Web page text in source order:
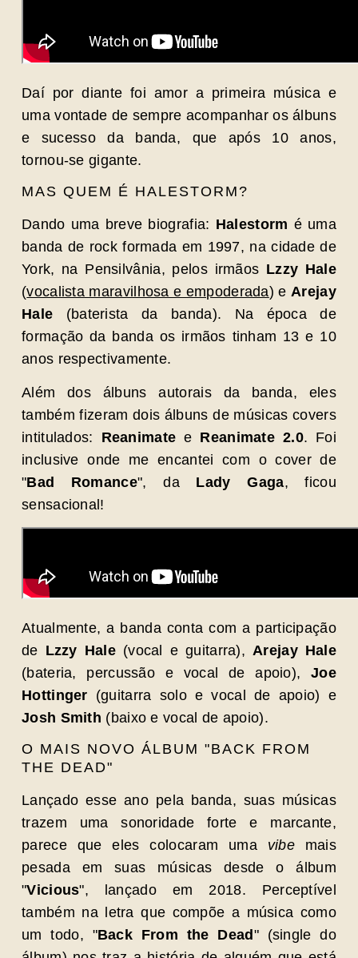
Daí por diante foi amor a primeira música e
uma vontade de sempre acompanhar os álbuns
e sucesso da banda, que após 10 anos,
tornou-se gigante.
MAS QUEM É HALESTORM?
Dando uma breve biografia: Halestorm é uma
banda de rock formada em 1997, na cidade de
York, na Pensilvânia, pelos irmãos Lzzy Hale
(vocalista maravilhosa e empoderada) e Arejay
Hale (baterista da banda). Na época de
formação da banda os irmãos tinham 13 e 10
anos respectivamente.
Além dos álbuns autorais da banda, eles
também fizeram dois álbuns de músicas covers
intitulados: Reanimatee Reanimate 2.0. Foi
inclusive onde me encantei com o cover de
"Bad Romance", da Lady Gaga, ficou
sensacional!
Atualmente, a banda conta com a participação
de Lzzy Hale(vocal e guitarra), Arejay Hale
(bateria, percussão e vocal de apoio),Joe
Hottinger (guitarra solo e vocal de apoio) e
Josh Smith (baixo e vocal de apoio).
O MAIS NOVO ÁLBUM "BACK FROM
THE DEAD"
Lançado esse ano pela banda, suas músicas
trazem uma sonoridade forte e marcante,
parece que eles colocaram uma vibe mais
pesada em suas músicas desde o álbum
"Vicious", lançado em 2018. Perceptível
também na letra que compõe a música como
um todo, "Back From the Dead" (single do